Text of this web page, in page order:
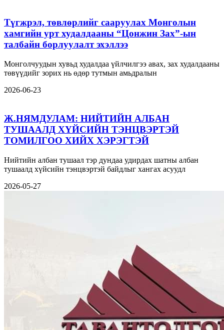
Түгжрэл, төвлөрлийг сааруулах Монголын
хамгийн урт худалдааны “Цонжин Зах”-ын
талбайн борлуулалт эхэллээ
Монголчуудын хувьд худалдаа үйлчилгээ авах, зах худалдааны
төвүүдийг зорих нь өдөр тутмын амьдралын
2026-06-23
Ж.НЯМДУЛАМ: НИЙТИЙН АЛБАН
ТУШААЛД ХҮЙСИЙН ТЭНЦВЭРТЭЙ
ТОМИЛГОО ХИЙХ ХЭРЭГТЭЙ
Нийтийн албан тушаал тэр дундаа удирдах шатны албан
тушаалд хүйсийн тэнцвэртэй байдлыг хангах асуудл
2026-05-27